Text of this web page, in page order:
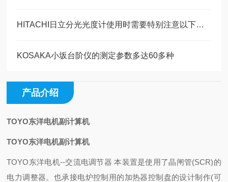
HITACHI日立分光光度计使用时需要特别注意以下事项
KOSAKA小坂台阶仪的测定参数多达60多种
产品介绍
TOYO东洋电机副计算机
TOYO东洋电机副计算机
TOYO东洋电机--交流电调节器 本装置是使用了晶闸管(SCR)的
电力调整器。也承接电炉控制用的加热器控制盘的设计制作(可